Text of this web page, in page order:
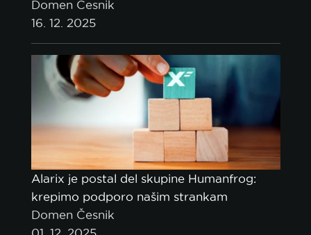
Domen Česnik
16. 12. 2025
Alarix je postal del skupine Humanfrog:
krepimo podporo našim strankam
Domen Česnik